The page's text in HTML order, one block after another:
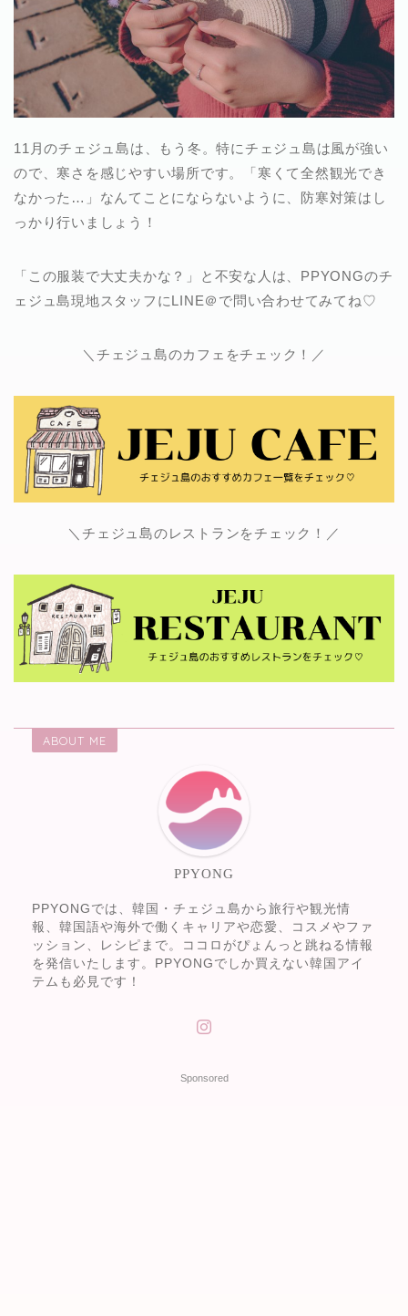
11月のチェジュ島は、もう冬。特にチェジュ島は風が強い
ので、寒さを感じやすい場所です。「寒くて全然観光でき
なかった…」なんてことにならないように、防寒対策はし
っかり行いましょう！
「この服装で大丈夫かな？」と不安な人は、PPYONGのチ
ェジュ島現地スタッフにLINE＠で問い合わせてみてね♡
＼チェジュ島のカフェをチェック！／
＼チェジュ島のレストランをチェック！／
ABOUT ME
PPYONG
PPYONGでは、韓国・チェジュ島から旅行や観光情
報、韓国語や海外で働くキャリアや恋愛、コスメやファ
ッション、レシピまで。ココロがぴょんっと跳ねる情報
を発信いたします。PPYONGでしか買えない韓国アイ
テムも必見です！
Sponsored